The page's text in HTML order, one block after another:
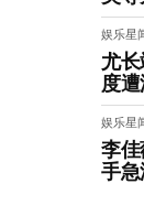
娱乐星
尤
度
娱乐星
李
手